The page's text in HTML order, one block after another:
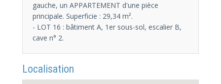
gauche, un APPARTEMENT d'une pièce
principale. Superficie : 29,34 m².
- LOT 16 : bâtiment A, 1er sous-sol, escalier B,
cave n° 2.
Localisation